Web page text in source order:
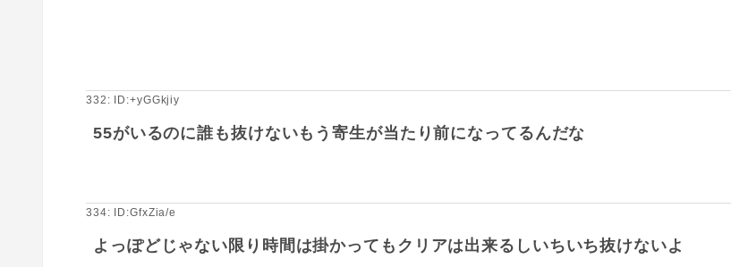
332: ID:+yGGkjiy
55がいるのに誰も抜けないもう寄生が当たり前になってるんだな
334: ID:GfxZia/e
よっぽどじゃない限り時間は掛かってもクリアは出来るしいちいち抜けないよ